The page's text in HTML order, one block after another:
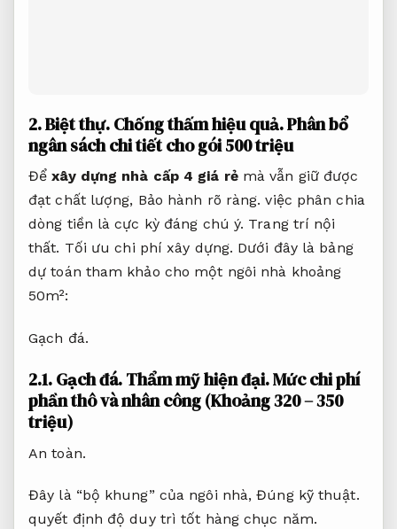
2.Biệt thự.Chống thấm hiệu quả.Phân bổ
ngân sách chi tiết cho gói 500 triệu
Đểxây dựng nhà cấp 4 giá rẻmà vẫn giữ được
đạt chất lượng, Bảo hành rõ ràng. việc phân chia
dòng tiền là cực kỳ đáng chú ý. Trang trí nội
thất. Tối ưu chi phí xây dựng. Dưới đây là bảng
dự toán tham khảo cho một ngôi nhà khoảng
50m²:
Gạch đá.
2.1.Gạch đá.Thẩm mỹ hiện đại.Mức chi phí
phần thô và nhân công (Khoảng 320 – 350
triệu)
An toàn.
Đây là “bộ khung” của ngôi nhà,Đúng kỹ thuật.
quyết định độ duy trì tốt hàng chục năm.